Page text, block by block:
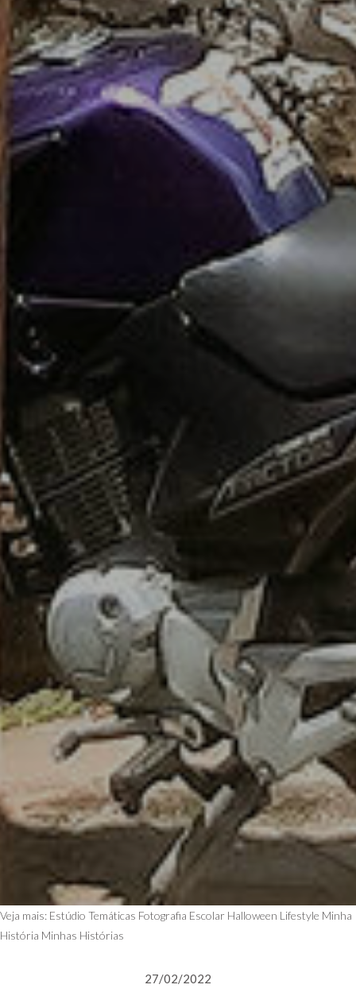
Veja mais: Estúdio Temáticas Fotografia Escolar Halloween Lifestyle Minha
História Minhas Histórias
27/02/2022